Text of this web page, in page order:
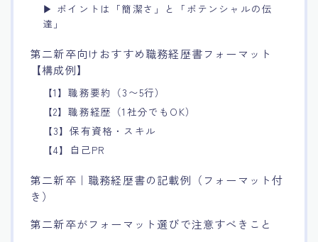
▶ ポイントは「簡潔さ」と「ポテンシャルの伝
達」
第二新卒向けおすすめ職務経歴書フォーマット
【構成例】
【1】職務要約（3〜5行）
【2】職務経歴（1社分でもOK）
【3】保有資格・スキル
【4】自己PR
第二新卒｜職務経歴書の記載例（フォーマット付
き）
第二新卒がフォーマット選びで注意すべきこと